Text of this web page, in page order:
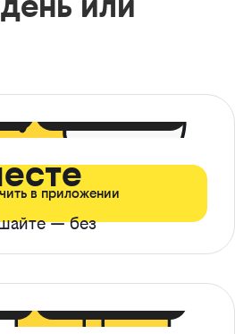
— без
в приложении